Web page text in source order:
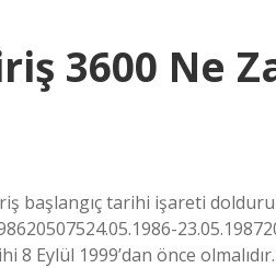
3600 Ne
başlangıç ​​tarihi işareti
Eylül 1999’dan önce